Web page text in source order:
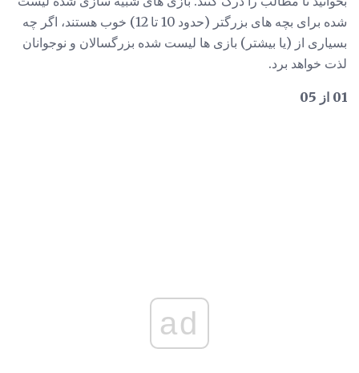
شده برای بچه های بزرگتر (حدود 10 تا 12) خوب هستند، اگر چه
بسیاری از (یا بیشتر) بازی ها لیست شده بزرگسالان و نوجوانان
لذت خواهد برد.
01 از 05
ad